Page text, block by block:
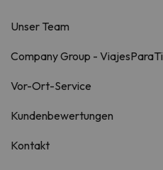
Unser Team
Company Group - ViajesParaTi
Vor-Ort-Service
Kundenbewertungen
Kontakt